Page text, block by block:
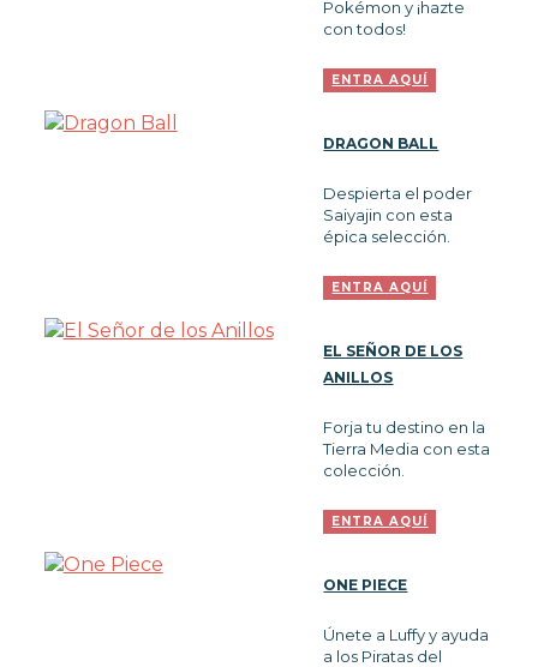
Pokémon y ¡hazte
con todos!
ENTRAAQUÍ
DRAGON BALL
Despierta el poder
Saiyajin con esta
épica selección.
ENTRAAQUÍ
EL SEÑOR DE LOS
ANILLOS
Forja tu destino en la
Tierra Media con esta
colección.
ENTRAAQUÍ
ONE PIECE
Únete a Luffy y ayuda
a los Piratas del